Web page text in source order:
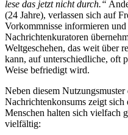
lese das jetzt nicht durch.“
(24 Jahre), verlassen sich auf
Vorkommnisse informieren
Nachrichtenkuratoren
Weltgeschehen, das weit über
kann, auf unterschiedliche, oft
Weise befriedigt wird.
Neben diesem
Nachrichtenkonsums zeigt sich
Menschen halten sich vielfach
vielfältig: